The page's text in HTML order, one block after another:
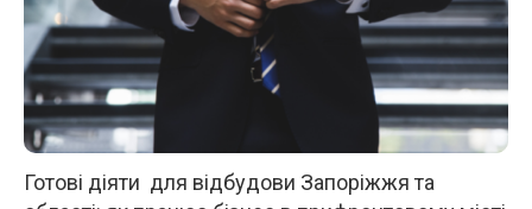
Готові діяти для відбудови Запоріжжя та